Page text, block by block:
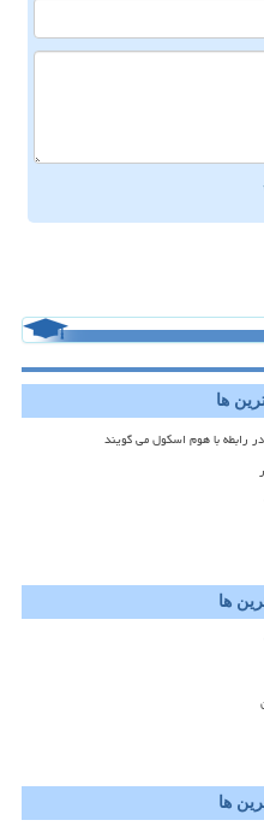
ها
رابطه با هوم اسکول می گویند
ها
ها